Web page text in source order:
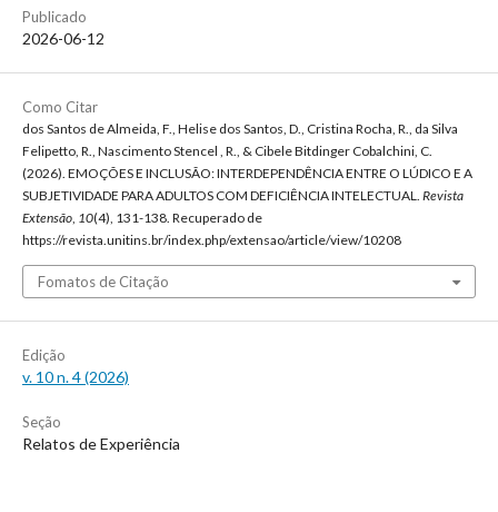
Publicado
2026-06-12
Como Citar
dos Santos de Almeida, F., Helise dos Santos, D., Cristina Rocha, R., da Silva
Felipetto, R., Nascimento Stencel , R., & Cibele Bitdinger Cobalchini, C.
(2026). EMOÇÕES E INCLUSÃO: INTERDEPENDÊNCIA ENTRE O LÚDICO E A
SUBJETIVIDADE PARA ADULTOS COM DEFICIÊNCIA INTELECTUAL. Revista
Extensão, 10(4), 131-138. Recuperado de
https://revista.unitins.br/index.php/extensao/article/view/10208
Fomatos de Citação
Edição
v. 10 n. 4 (2026)
Seção
Relatos de Experiência